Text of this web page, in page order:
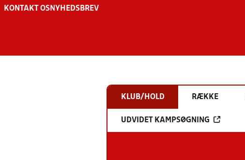
KONTAKT OS NYHEDSBREV
KLUB/HOLD RÆKKE
UDVIDET KAMPSØGNING